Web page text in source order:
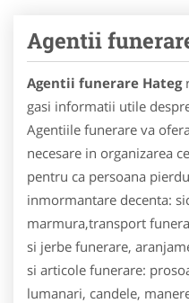
Agentii
Agentii funerare Hateg
gasi informatii utile
Agentiile funerare va
necesare in organizarea
pentru ca persoana
inmormantare decenta:
marmura,transport
si jerbe funerare,
si articole funerare:
lumanari, candele,